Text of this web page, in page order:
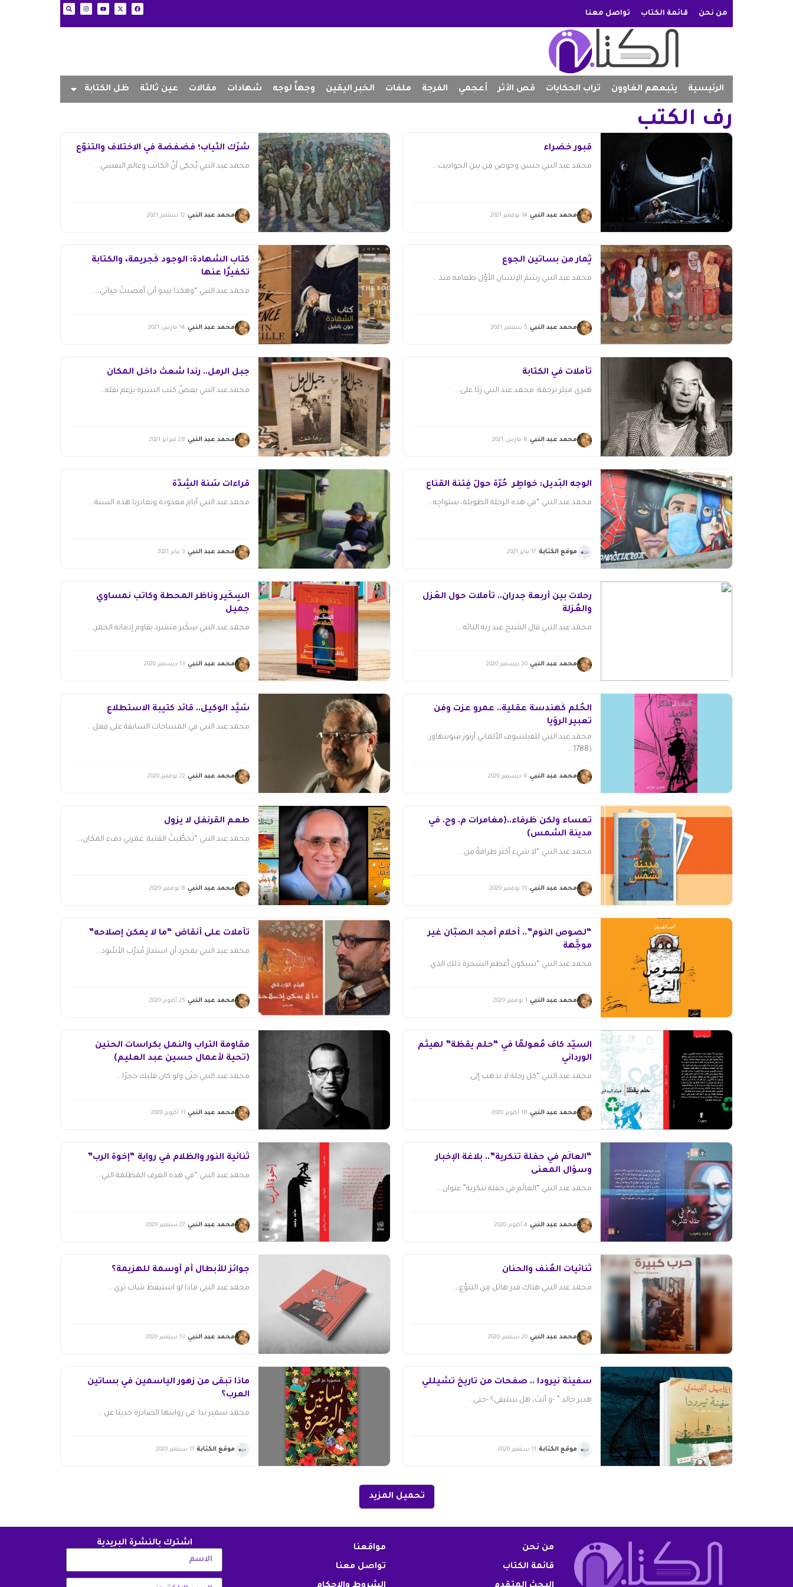
من نحن قائمة الكتاب تواصل معنا
الرئيسية يتبعهم الغاوون تراب الحكايات قص الأثر أعجمي الفرجة ملفات الخبر اليقين وجهاً لوجه شهادات مقالات عين ثالثة ظل الكتابة
رف الكتب
قبور خضراء
محمد عبد النبي حسن وخوض مِن بين الحواديت...
محمد عبد النبي 14 نوفمبر 2021
شَرَك الثياب؛ فضفضة في الاختلاف والتنوّع
محمد عبد النبي يُحكى أنَّ الكاتب وعالم النفسي...
محمد عبد النبي 12 سبتمبر 2021
ثِمار من بساتين الجوع
محمد عبد النبي رسَمَ الإنسان الأوّل طعامه منذ...
محمد عبد النبي 5 سبتمبر 2021
كتاب الشهادة: الوجود كَجريمة، والكتابة
تكفيرًا عنها
محمد عبد النبي “وهكذا يبدو أني أمضيتُ حياتي،...
محمد عبد النبي 14 مارس 2021
تأملات في الكتابة
هنري ميلر ترجمة: محمد عبد النبي رَدًا على...
محمد عبد النبي 8 مارس 2021
جبل الرمل.. رندا شعث داخل المكان
محمد عبد النبي بعضُ كتب السيرة يزعم نَقله...
محمد عبد النبي 28 فبراير 2021
الوجه البَديل: خواطِر حُرّة حولَ فِتنة القناع
محمد عبد النبي “في هذه الرحلة الطويلة، ستواجِه...
موقع الكتابة 17 يناير 2021
قراءات سَنة الشِدَّة
محمد عبد النبي أيام معدودة وتغادرنا هذه السنة...
محمد عبد النبي 3 يناير 2021
رحلات بين أربعة جدران.. تأملات حول العَزل
والعُزلة
محمد عبد النبي قال الشيخ عبد ربه التائه:...
محمد عبد النبي 20 ديسمبر 2020
السِكّير وناظر المحطة وكاتب نمساوي
جميل
محمد عبد النبي سِكّير متشرد يقاوم إدمانه الخمر،...
محمد عبد النبي 13 ديسمبر 2020
الحُلم كَهندسة عقلية.. عمرو عزت وفن
تعبير الرؤيا
محمد عبد النبي للفيلسوف الألماني أرتور شوبنهاور
(1788...
محمد عبد النبي 6 ديسمبر 2020
سَيِّد الوكيل.. قائد كتيبة الاستطلاع
محمد عبد النبي في المساحات السابقة على فِعل...
محمد عبد النبي 22 نوفمبر 2020
تُعساء ولكن ظُرفاء..(مغامرات م. وح. في
مدينة الشمس)
محمد عبد النبي “لا شيء أكثر طرافةً مِن...
محمد عبد النبي 15 نوفمبر 2020
طعم القرنفل لا يزول
محمد عبد النبي “تَخطَّيتُ العَتبة. غمرني دفء المكان،...
محمد عبد النبي 8 نوفمبر 2020
“لصوص النوم”.. أحلام أمجد الصبَّان غير
موجَّهة
محمد عبد النبي “سيكون أعظم السَحرة ذلك الذي...
محمد عبد النبي 1 نوفمبر 2020
تأملات على أنقاض “ما لا يمكن إصلاحه”
محمد عبد النبي بمجرد أن استدارَ مُدرّب الأُسُود...
محمد عبد النبي 25 أكتوبر 2020
السيّد كاف مُعولمًا في “حلم يقظة” لهيثم
الورداني
محمد عبد النبي “كل رحلة لا تذهب إلى...
محمد عبد النبي 18 أكتوبر 2020
مقاومة التراب والنمل بكراسات الحنين
(تحية لأعمال حسين عبد العليم)
محمد عبد النبي حتَّى ولو كان قلبك حجرًا...
محمد عبد النبي 11 أكتوبر 2020
“العالَم في حفلة تنكرية”.. بلاغة الإخبار
وسؤال المعنى
محمد عبد النبي “العالَم في حفلة تنكرية” عنوان...
محمد عبد النبي 4 أكتوبر 2020
ثنائية النور والظلام في رواية “إخوة الرب”
محمد عبد النبي “في هذه الغرف المظلمة التي...
محمد عبد النبي 27 سبتمبر 2020
ثنائيات العُنف والحنان
محمد عبد النبي هناك قدر هائل مِن التنوُّع...
محمد عبد النبي 20 سبتمبر 2020
جوائز للأبطال أم أوسمة للهزيمة؟
محمد عبد النبي ماذا لو استيقظَ شاب ثري...
محمد عبد النبي 13 سبتمبر 2020
سفينة نيرودا .. صفحات من تاريخ تشيللي
هدير خالد ” -و أنتَ، هل ستبقى؟ -حتى...
موقع الكتابة 11 سبتمبر 2020
ماذا تبقى من زهور الياسمين في بساتين
العرب؟
محمد سمير ندا في روايتها الصادرة حديثًا عن...
موقع الكتابة 11 سبتمبر 2020
تحميل المزيد
من نحن
قائمة الكتاب
مواقعنا
تواصل معنا
اشترك بالنشرة البريدية